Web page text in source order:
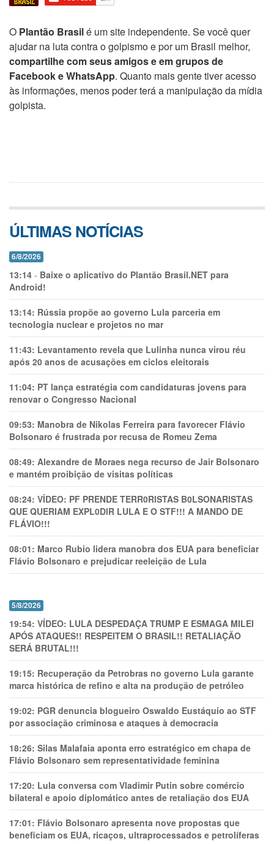
O Plantão Brasilé um site independente. Se você quer
ajudar na luta contra o golpismo e por um Brasil melhor,
compartilhe com seus amigos e em grupos de
Facebook e WhatsApp. Quanto mais gente tiver acesso
às informações, menos poder terá a manipulação da mídia
golpista.
ÚLTIMAS NOTÍCIAS
6/8/2026
13:14 - Baixe o aplicativo do Plantão Brasil.NET para
Android!
13:14: Rússia propõe ao governo Lula parceria em
tecnologia nuclear e projetos no mar
11:43: Levantamento revela que Lulinha nunca virou réu
após 20 anos de acusações em ciclos eleitorais
11:04: PT lança estratégia com candidaturas jovens para
renovar o Congresso Nacional
09:53: Manobra de Nikolas Ferreira para favorecer Flávio
Bolsonaro é frustrada por recusa de Romeu Zema
08:49: Alexandre de Moraes nega recurso de Jair Bolsonaro
e mantém proibição de visitas políticas
08:24: VÍDEO: PF PRENDE TERR0RlSTAS B0LSONARlSTAS
QUE QUERIAM EXPL0DlR LULA E O STF!!! A MANDO DE
FLÁVIO!!!
08:01: Marco Rubio lidera manobra dos EUA para beneficiar
Flávio Bolsonaro e prejudicar reeleição de Lula
5/8/2026
19:54: VÍDEO: LULA DESPEDAÇA TRUMP E ESMAGA MILEI
APÓS ATAQUES!! RESPEITEM O BRASIL!! RETALIAÇÃO
SERÁ BRUTAL!!!
19:15: Recuperação da Petrobras no governo Lula garante
marca histórica de refino e alta na produção de petróleo
19:02: PGR denuncia blogueiro Oswaldo Eustáquio ao STF
por associação criminosa e ataques à democracia
18:26: Silas Malafaia aponta erro estratégico em chapa de
Flávio Bolsonaro sem representatividade feminina
17:20: Lula conversa com Vladimir Putin sobre comércio
bilateral e apoio diplomático antes de retaliação dos EUA
17:01: Flávio Bolsonaro apresenta nove propostas que
beneficiam os EUA, ricaços, ultraprocessados e petrolíferas